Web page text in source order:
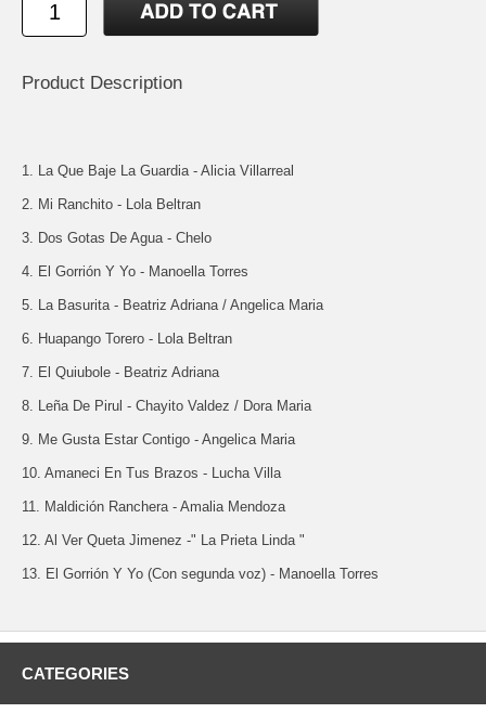
Product Description
1. La Que Baje La Guardia - Alicia Villarreal
2. Mi Ranchito - Lola Beltran
3. Dos Gotas De Agua - Chelo
4. El Gorrión Y Yo - Manoella Torres
5. La Basurita - Beatriz Adriana / Angelica Maria
6. Huapango Torero - Lola Beltran
7. El Quiubole - Beatriz Adriana
8. Leña De Pirul - Chayito Valdez / Dora Maria
9. Me Gusta Estar Contigo - Angelica Maria
10. Amaneci En Tus Brazos - Lucha Villa
11. Maldición Ranchera - Amalia Mendoza
12. Al Ver Queta Jimenez -" La Prieta Linda "
13. El Gorrión Y Yo (Con segunda voz) - Manoella Torres
CATEGORIES